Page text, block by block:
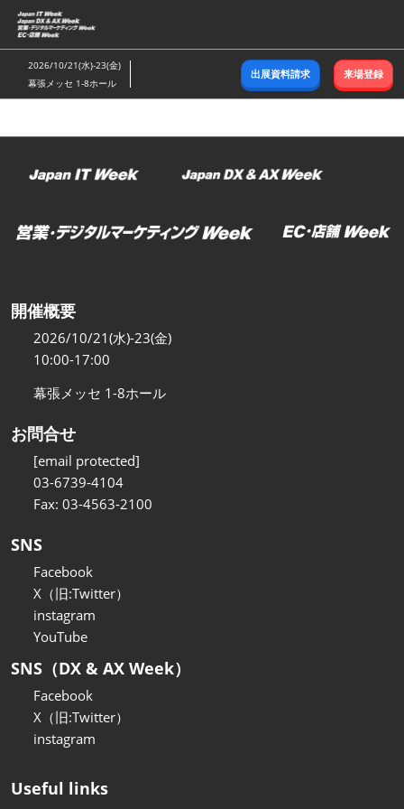
ス
キ
ッ
し
2026/10/21(水)-23(金)
幕張メッセ 1-8ホール
出展資料請求 来場登録
開催概要
2026/10/21(水)-23(金)
10:00-17:00
幕張メッセ 1-8ホール
お問合せ
[email protected]
03-6739-4104
Fax: 03-4563-2100
SNS
Facebook
X（旧:Twitter）
instagram
YouTube
SNS（DX & AX Week）
Facebook
X（旧:Twitter）
instagram
Useful links